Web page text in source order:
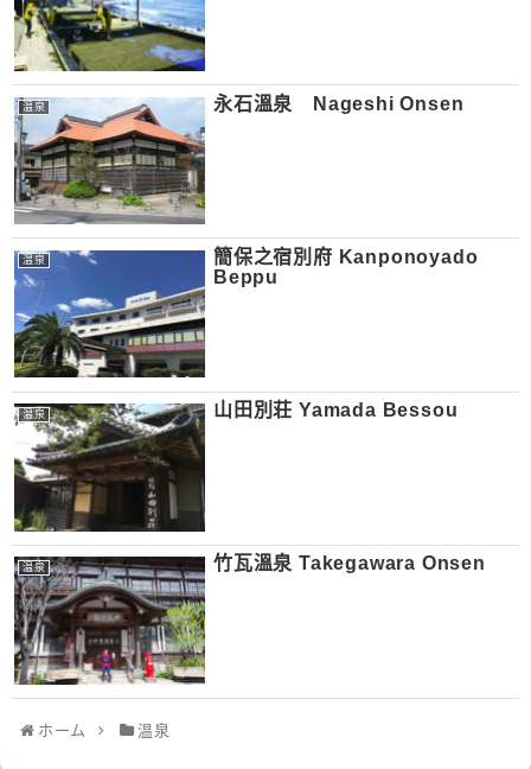
温泉 永石溫泉 Nageshi Onsen
温泉
簡保之宿別府 Kanponoyado
Beppu
温泉 山田別荘 Yamada Bessou
温泉 竹瓦溫泉 Takegawara Onsen
ホーム 温泉